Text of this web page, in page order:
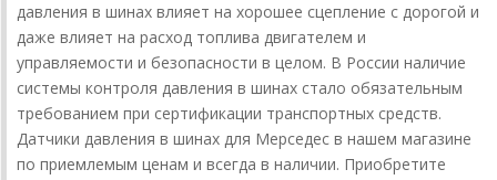
давления в шинах влияет на хорошее сцепление с дорогой и
даже влияет на расход топлива двигателем и
управляемости и безопасности в целом. В России наличие
системы контроля давления в шинах стало обязательным
требованием при сертификации транспортных средств.
Датчики давления в шинах для Мерседес в нашем магазине
по приемлемым ценам и всегда в наличии. Приобретите